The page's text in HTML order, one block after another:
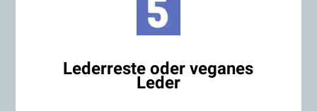
Lederreste oder veganes
Leder